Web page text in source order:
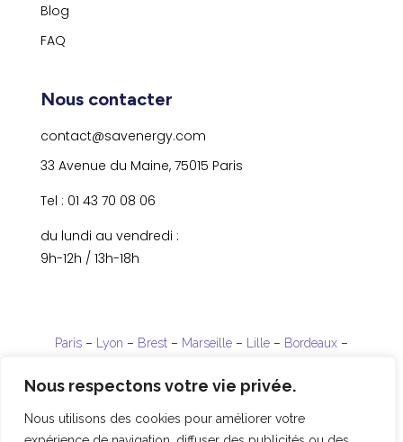
Nous respectons votre vie privée.
Nous utilisons des cookies pour améliorer votre
Blog
FAQ
Nous contacter
contact@savenergy.com
33 Avenue du Maine, 75015 Paris
Tel : 01 43 70 08 06
du lundi au vendredi :
9h-12h / 13h-18h
Paris– Lyon – Brest– Marseille– Lille– Bordeaux–
La Réunion –Guadeloupe–Guyane